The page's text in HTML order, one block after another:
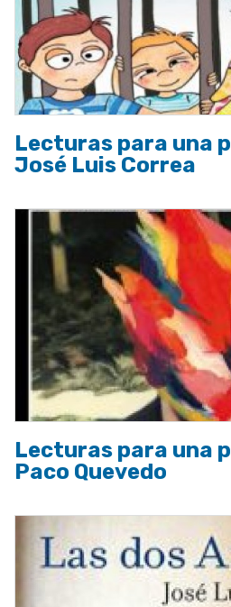
Lecturas para una
José Luis Correa
Lecturas para una
Paco Quevedo